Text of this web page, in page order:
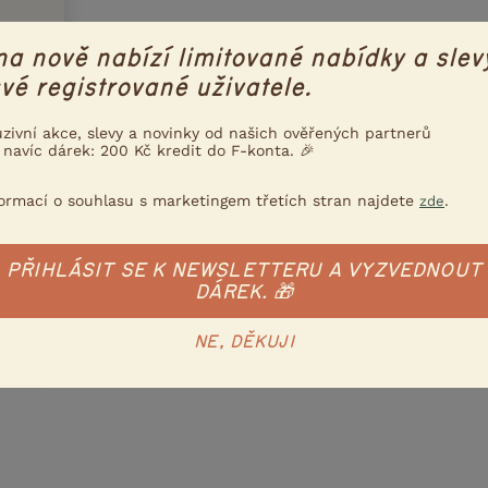
nově nabízí limitované nabídky a
registrované uživatele.
akce, slevy a novinky od našich ověřených partnerů
navíc dárek: 200 Kč kredit do F-konta. 🎉
o souhlasu s marketingem třetích stran najdete zde.
PŘIHLÁSIT SE K NEWSLETTERU A VYZVEDNOUT
DÁREK. 🎁
NE, DĚKUJI